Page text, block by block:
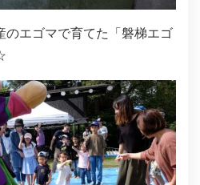
のエゴマで育てた「磐梯エゴ